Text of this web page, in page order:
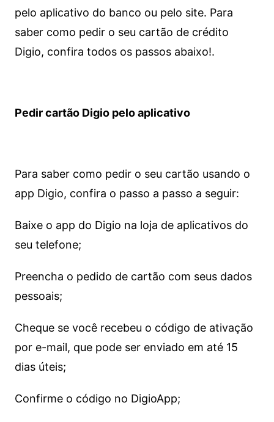
pelo aplicativo do banco ou pelo site. Para
saber como pedir o seu cartão de crédito
Digio, confira todos os passos abaixo!.
Pedir cartão Digio pelo aplicativo
Para saber como pedir o seu cartão usando o
app Digio, confira o passo a passo a seguir:
Baixe o app do Digio na loja de aplicativos do
seu telefone;
Preencha o pedido de cartão com seus dados
pessoais;
Cheque se você recebeu o código de ativação
por e-mail, que pode ser enviado em até 15
dias úteis;
Confirme o código no DigioApp;